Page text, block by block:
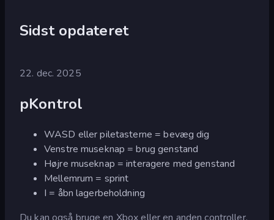
Sidst opdateret
22. dec. 2025
pKontrol
WASD eller piletasterne = bevæg dig
Venstre museknap = brug genstand
Højre museknap = interagere med genstand
Mellemrum = sprint
I = åbn lagerbeholdning
Du kan også bruge en Xbox eller en anden controller.